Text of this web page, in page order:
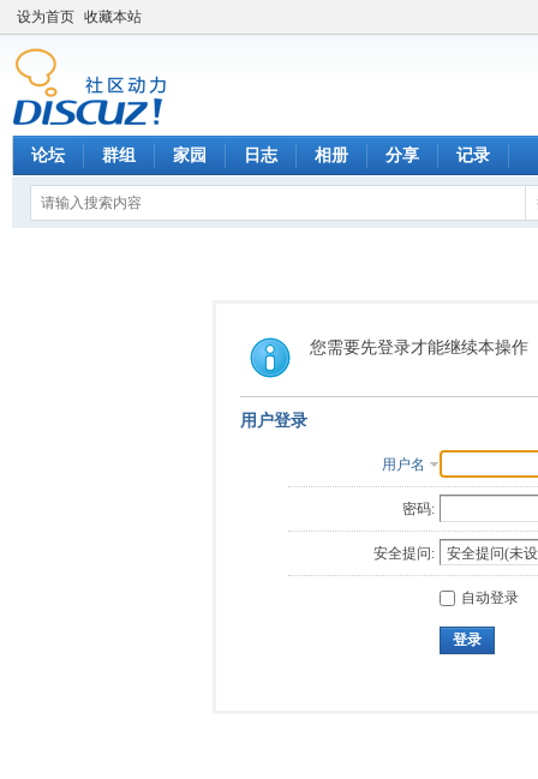
设为首页 收藏本站
论坛 群组 家园 日志 相册 分享 记录
您需要先登录才能继续本操作
用户登录
用户名
密码:
安全提问:
自动登录
登录